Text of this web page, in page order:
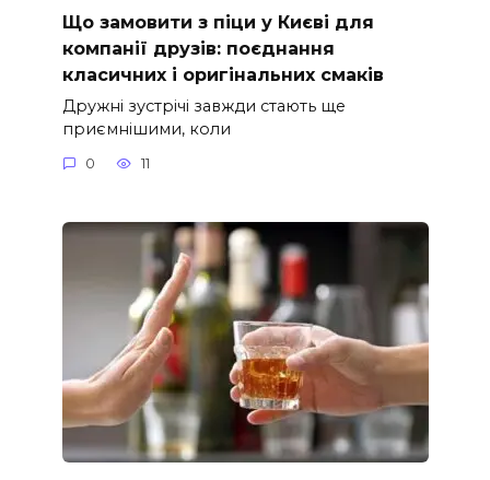
Що замовити з піци у Києві для
компанії друзів: поєднання
класичних і оригінальних смаків
Дружні зустрічі завжди стають ще
приємнішими, коли
0 11